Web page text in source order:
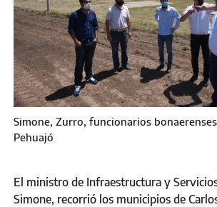
Simone, Zurro, funcionarios
Pehuajó
El ministro de Infraestructura y
Simone, recorrió los municipios de